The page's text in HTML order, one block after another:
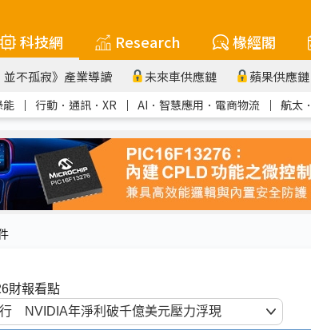
科技網 Research 椽經閣
並不孤寂》產業導讀 未來車供應鏈 蘋果供應鏈
｜ 行動．通訊．XR ｜ AI．智慧應用．電商物流 ｜ 航太
財報看點